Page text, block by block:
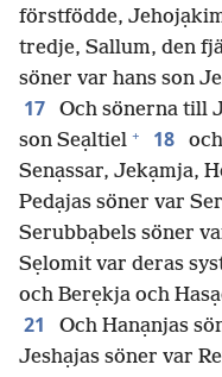
förstfödde,
tredje, Sallum, den
söner var hans son
17
Och sönerna till
son Seạltiel + 18
Senạssar, Jekạmja,
Pedạjas söner var
Serubbạbels söner
Sẹlomit var deras
och Berẹkja och
21 Och Hanạnjas
Jeshạjas söner var